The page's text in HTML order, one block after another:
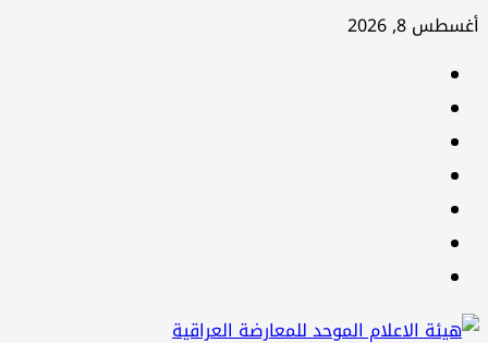
تخطي
أغسطس 8, 2026